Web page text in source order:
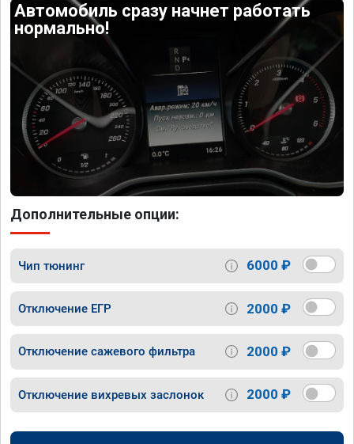
Автомобиль сразу начнет работать
нормально!
Дополнительные опции:
Чип тюнинг 6000 ₽
Отключение ЕГР 2000 ₽
Отключение сажевого фильтра 2000 ₽
Отключение вихревых заслонок 2000 ₽